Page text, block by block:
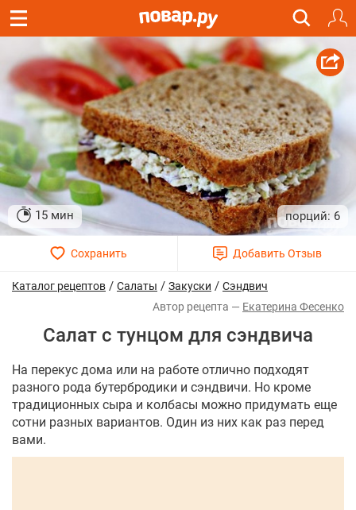
15 мин 6
Каталог рецептов / Салаты / Закуски / Сэндвич
Екатерина Фесенко
Салат с тунцом для сэндвича
На перекус дома или на работе отлично подходят
разного рода бутербродики и сэндвичи. Но кроме
традиционных сыра и колбасы можно придумать еще
сотни разных вариантов. Один из них как раз перед
вами.